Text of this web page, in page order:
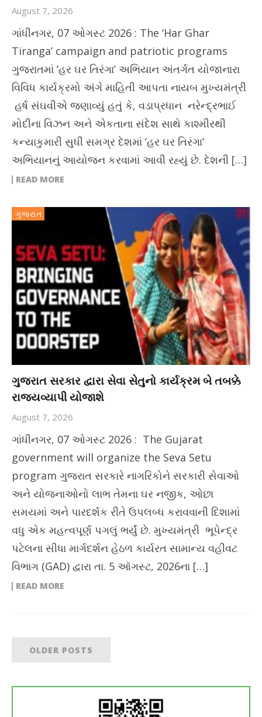
August 7, 2026
ગાંધીનગર, 07 ઓગસ્ટ 2026 : The ‘Har Ghar
Tiranga’ campaign and patriotic programs
ગુજરાતમાં ‘હર ઘર તિરંગા’ અભિયાન અંતર્ગત યોજાનારા
વિવિધ કાર્યક્રમો અંગે માહિતી આપતા નાયબ મુખ્યમંત્રી
હર્ષ સંઘવીએ જણાવ્યું હતું કે, વડાપ્રધાન નરેન્દ્રભાઈ
મોદીના વિઝન અને એકતાના સંદેશ સાથે કાશ્મીરથી
કન્યાકુમારી સુધી સમગ્ર દેશમાં ‘હર ઘર તિરંગા’
અભિયાનનું આયોજન કરવામાં આવી રહ્યું છે. દેશની […]
READ MORE
ગુજરાત
ગુજરાત સરકાર દ્વારા સેવા સેતુનો કાર્યક્રમ બે તબક્કે
રાજ્યવ્યાપી યોજાશે
August 7, 2026
ગાંધીનગર, 07 ઓગસ્ટ 2026 : The Gujarat
government will organize the Seva Setu
program ગુજરાત સરકારે નાગરિકોને સરકારી સેવાઓ
અને યોજનાઓનો લાભ તેમના ઘર નજીક, ઓછા
સમયમાં અને પારદર્શક રીતે ઉપલબ્ધ કરાવવાની દિશામાં
વધુ એક મહત્વપૂર્ણ પગલું ભર્યું છે. મુખ્યમંત્રી ભૂપેન્દ્ર
પટેલના સીધા માર્ગદર્શન હેઠળ કાર્યરત સામાન્ય વહીવટ
વિભાગ (GAD) દ્વારા તા. 5 ઑગસ્ટ, 2026ના […]
READ MORE
OLDER POSTS